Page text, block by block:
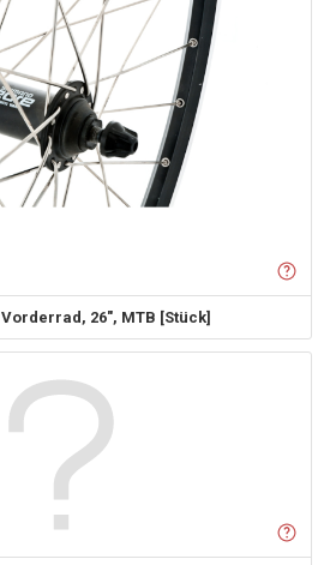
Vorderrad, 26", MTB [Stück]